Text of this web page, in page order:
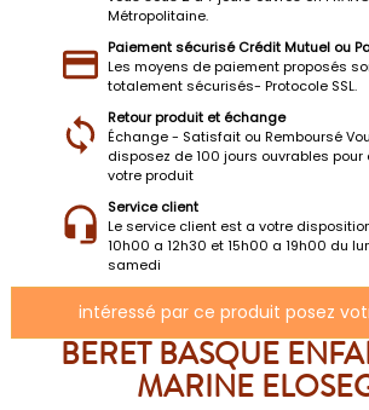
Métropolitaine.
Paiement sécurisé Crédit Mutuel ou
Les moyens de paiement proposés
totalement sécurisés- Protocole SSL.
Retour produit et échange
Échange - Satisfait ou Remboursé
disposez de 100 jours ouvrables
votre produit
Service client
Le service client est a votre
10h00 a 12h30 et 15h00 a 19h00 du
samedi
intéressé par ce produit posez
BERET BASQUE
MARINE